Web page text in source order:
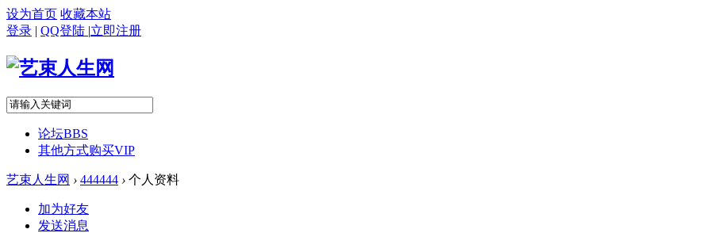
设为首页 收藏本站
登录 | QQ登陆 |立即注册
论坛BBS
其他方式购买VIP
艺束人生网 › 444444 › 个人资料
加为好友
发送消息